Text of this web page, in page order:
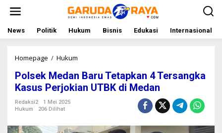
t
News Politik Hukum Bisnis Edukasi Internasional
Homepage / Hukum
l
s
e
Polsek Medan Baru Tetapkan 4 Tersangka
Kasus Perjokian UTBK di Medan
Redaksi2
1 Mei 2025
Hukum
206 Dilihat